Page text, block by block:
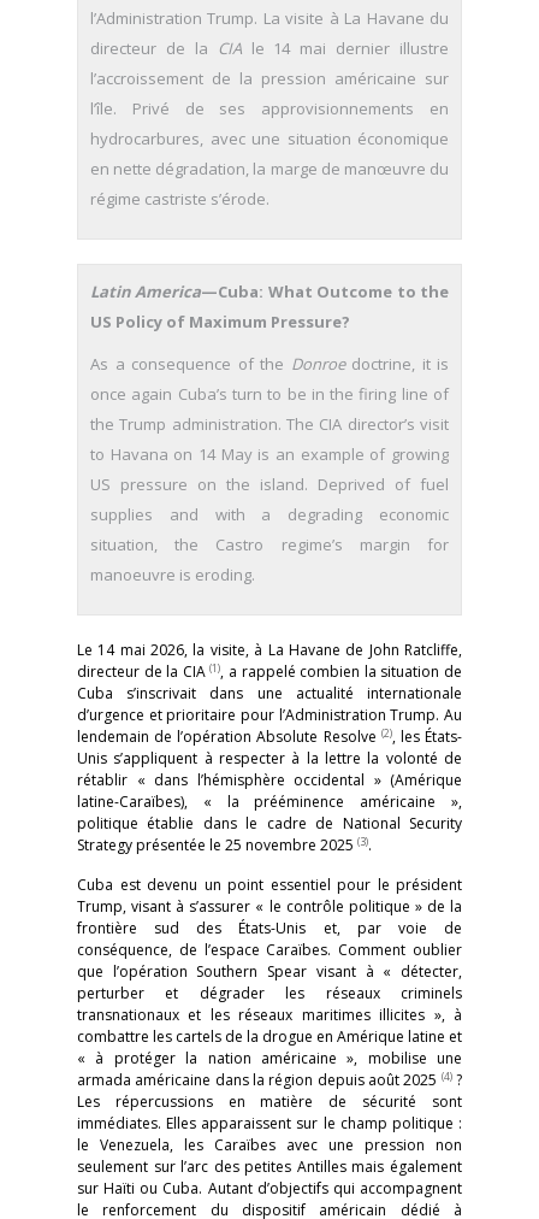
l’Administration Trump. La visite à La Havane du
directeur de la
CIAle 14 mai dernier illustre
l’accroissement de la pression américaine sur
l’île. Privé de ses approvisionnements en
hydrocarbures, avec une situation économique
en nette dégradation, la marge de manœuvre du
régime castriste s’érode.
Latin America—Cuba: What Outcome to the
US Policy of Maximum Pressure?
As a consequence of the Donroedoctrine, it is
once again Cuba’s turn to be in the firing line of
the Trump administration. The CIA director’s visit
to Havana on 14 May is an example of growing
US pressure on the island. Deprived of fuel
supplies and with a degrading economic
situation, the Castro regime’s margin for
manoeuvre is eroding.
Le 14 mai 2026, la visite, à La Havane de John Ratcliffe,
directeur de la CIA(1), a rappelé combien la situation de
Cuba s’inscrivait dans une actualité internationale
d’urgence et prioritaire pour l’Administration Trump. Au
lendemain de l’opération Absolute Resolve (2), les États-
Unis s’appliquent à respecter à la lettre la volonté de
rétablir « dans l’hémisphère occidental » (Amérique
latine-Caraïbes), « la prééminence américaine »,
politique établie dans le cadre de National Security
Strategy présentée le 25 novembre 2025 (3).
Cuba est devenu un point essentiel pour le président
Trump, visant à s’assurer « le contrôle politique » de la
frontière sud des États-Unis et, par voie de
conséquence, de l’espace Caraïbes. Comment oublier
que l’opération Southern Spear visant à « détecter,
perturber et dégrader les réseaux criminels
transnationaux et les réseaux maritimes illicites », à
combattre les cartels de la drogue en Amérique latine et
« à protéger la nation américaine », mobilise une
armada américaine dans la région depuis août 2025 (4)?
Les répercussions en matière de sécurité sont
immédiates. Elles apparaissent sur le champ politique :
le Venezuela, les Caraïbes avec une pression non
seulement sur l’arc des petites Antilles mais également
sur Haïti ou Cuba. Autant d’objectifs qui accompagnent
le renforcement du dispositif américain dédié à